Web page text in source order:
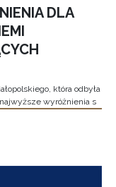
DLA
która odbyła
wyróżnienia s